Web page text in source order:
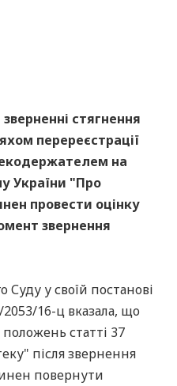
стягнення
перереєстрації
на
України "Про
провести оцінку
звернення
Суду у своїй постанові
16-ц вказала, що
положень статті 37
після звернення
повернути